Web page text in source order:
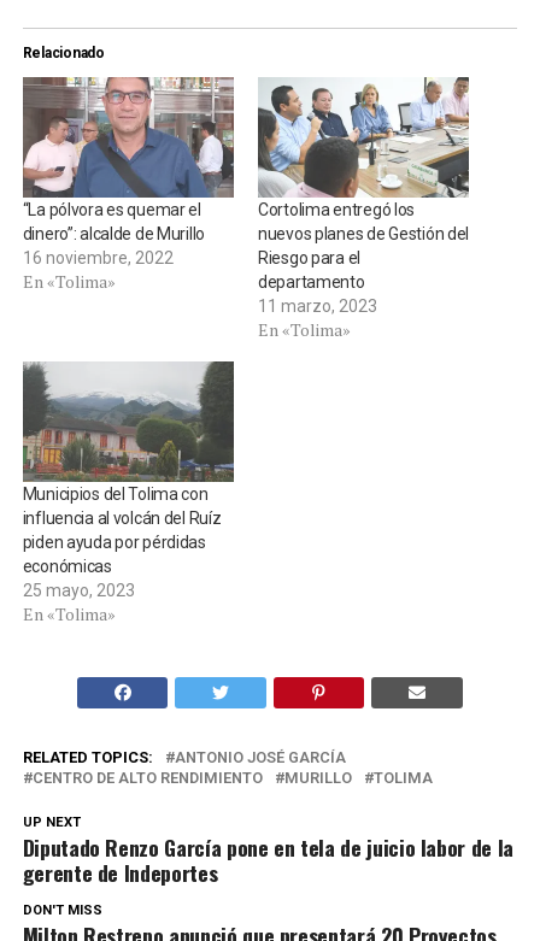
Relacionado
“La pólvora es quemar el
dinero”: alcalde de Murillo
16 noviembre, 2022
En «Tolima»
Cortolima entregó los
nuevos planes de Gestión del
Riesgo para el
departamento
11 marzo, 2023
En «Tolima»
Municipios del Tolima con
influencia al volcán del Ruíz
piden ayuda por pérdidas
económicas
25 mayo, 2023
En «Tolima»
RELATED TOPICS:
ANTONIO JOSÉ GARCÍA
CENTRO DE ALTO RENDIMIENTO
MURILLO TOLIMA
UP NEXT
Diputado Renzo García pone en tela de juicio labor de la
gerente de Indeportes
DON'T MISS